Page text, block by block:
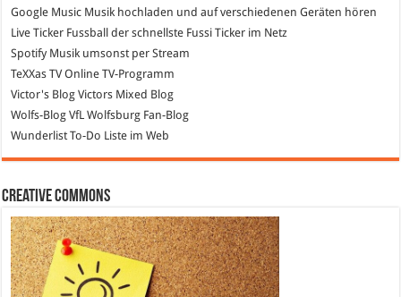
Google Music Musik hochladen und auf verschiedenen Geräten hören
Live Ticker Fussball
der schnellste Fussi Ticker im Netz
SpotifyMusik umsonst per Stream
TeXXas TVOnline TV-Programm
Victor's Blog Victors Mixed Blog
Wolfs-Blog VfL Wolfsburg Fan-Blog
WunderlistTo-Do Liste im Web
Creative Commons